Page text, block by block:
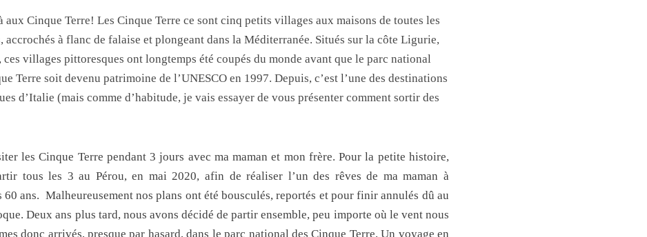
aux Cinque Terre! Les Cinque Terre ce sont cinq petits villages aux maisons de toutes les
accrochés à flanc de falaise et plongeant dans la Méditerranée. Situés sur la côte Ligurie,
, ces villages pittoresques ont longtemps été coupés du monde avant que le parc national
Terre soit devenu patrimoine de l’UNESCO en 1997. Depuis, c’est l’une des destinations
d’Italie (mais comme d’habitude, je vais essayer de vous présenter comment sortir des
les Cinque Terre pendant 3 jours avec ma maman et mon frère. Pour la petite histoire,
tous les 3 au Pérou, en mai 2020, afin de réaliser l’un des rêves de ma maman à
60 ans. Malheureusement nos plans ont été bousculés, reportés et pour finir annulés dû au
Deux ans plus tard, nous avons décidé de partir ensemble, peu importe où le vent nous
donc arrivés, presque par hasard, dans le parc national des Cinque Terre. Un voyage en